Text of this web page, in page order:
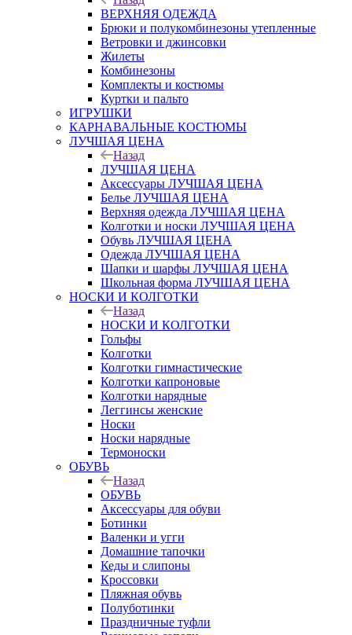
ВЕРХНЯЯ ОДЕЖДА
Брюки и полукомбинезоны утепленные
Ветровки и джинсовки
Жилеты
Комбинезоны
Комплекты и костюмы
Куртки и пальто
ИГРУШКИ
КАРНАВАЛЬНЫЕ КОСТЮМЫ
ЛУЧШАЯ ЦЕНА
Назад
ЛУЧШАЯ ЦЕНА
Аксессуары ЛУЧШАЯ ЦЕНА
Белье ЛУЧШАЯ ЦЕНА
Верхняя одежда ЛУЧШАЯ ЦЕНА
Колготки и носки ЛУЧШАЯ ЦЕНА
Обувь ЛУЧШАЯ ЦЕНА
Одежда ЛУЧШАЯ ЦЕНА
Шапки и шарфы ЛУЧШАЯ ЦЕНА
Школьная форма ЛУЧШАЯ ЦЕНА
НОСКИ И КОЛГОТКИ
Назад
НОСКИ И КОЛГОТКИ
Гольфы
Колготки
Колготки гимнастические
Колготки капроновые
Колготки нарядные
Леггинсы женские
Носки
Носки нарядные
Термоноски
ОБУВЬ
Назад
ОБУВЬ
Аксессуары для обуви
Ботинки
Валенки и угги
Домашние тапочки
Кеды и слипоны
Кроссовки
Пляжная обувь
Полуботинки
Праздничные туфли